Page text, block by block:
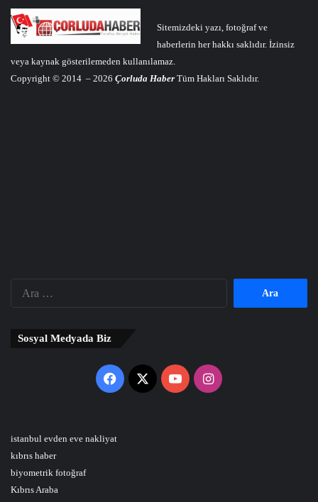
Sitemizdeki yazı, fotoğraf ve
haberlerin her hakkı saklıdır. İzinsiz
veya kaynak gösterilemeden kullanılamaz.
Copyright © 2014 – 2026 Çorluda Haber Tüm Hakları Saklıdır.
Sosyal Medyada Biz
Facebook
X YouTubeInstagram
istanbul evden eve nakliyat
kıbrıs haber
biyometrik fotoğraf
Kıbrıs Araba